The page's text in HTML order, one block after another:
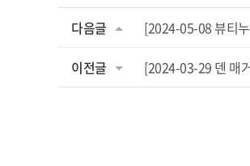
다음글 [2024-05-08 뷰티
이전글 [2024-03-29 덴 매